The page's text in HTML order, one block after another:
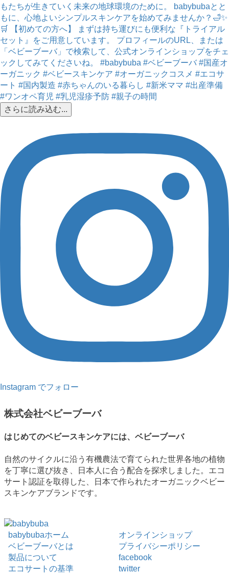
さらに読み込む...
Instagram でフォロー
株式会社ベビーブーバ
はじめてのベビースキンケアには、ベビーブーバ
自然のサイクルに沿う有機農法で育てられた世界各地の植物
を丁寧に選び抜き、日本人に合う配合を探求しました。エコ
サート認証を取得した、日本で作られたオーガニックベビー
スキンケアブランドです。
babybubaホーム
ベビーブーバとは
製品について
エコサートの基準
オンラインショップ
プライバシーポリシー
facebook
twitter